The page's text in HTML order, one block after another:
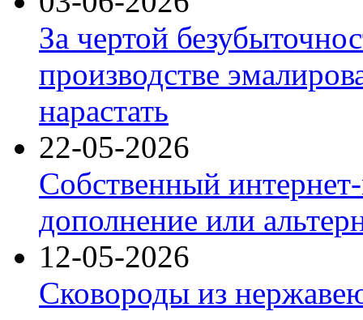
За чертой
производстве
нарастать
22-05-2026
Собственный
дополнение или
12-05-2026
Сковороды из